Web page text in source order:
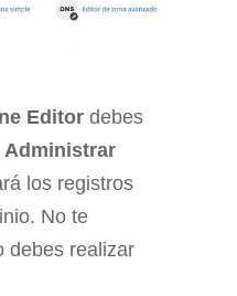
Editor debes
Administrar
los registros
No te
debes realizar